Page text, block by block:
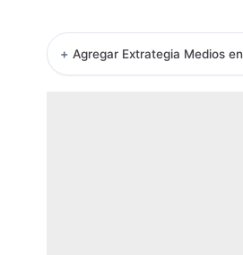
+ Agregar Extrategia Medios en